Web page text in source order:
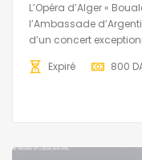
L’Opéra d’Alger «
l’Ambassade
d’un concert
Expiré
800